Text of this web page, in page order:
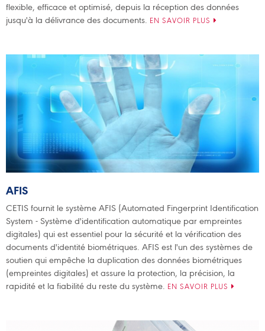
flexible, efficace et optimisé, depuis la réception des données
jusqu'à la délivrance des documents. EN SAVOIR PLUS
AFIS
CETIS fournit le système AFIS (Automated Fingerprint Identification
System - Système d'identification automatique par empreintes
digitales) qui est essentiel pour la sécurité et la vérification des
documents d'identité biométriques. AFIS est l'un des systèmes de
soutien qui empêche la duplication des données biométriques
(empreintes digitales) et assure la protection, la précision, la
rapidité et la fiabilité du reste du système. EN SAVOIR PLUS